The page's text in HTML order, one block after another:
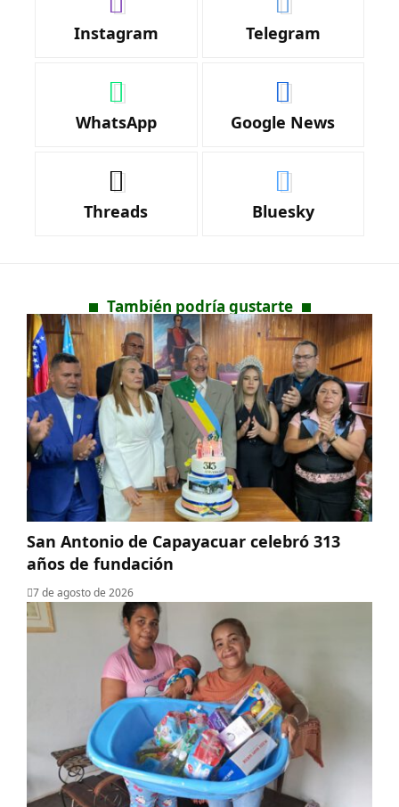
Instagram Telegram
WhatsApp Google News
Threads Bluesky
También podría gustarte
San Antonio de Capayacuar celebró 313
años de fundación
7 de agosto de 2026